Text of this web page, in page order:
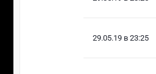
29.05.19 в 23:25